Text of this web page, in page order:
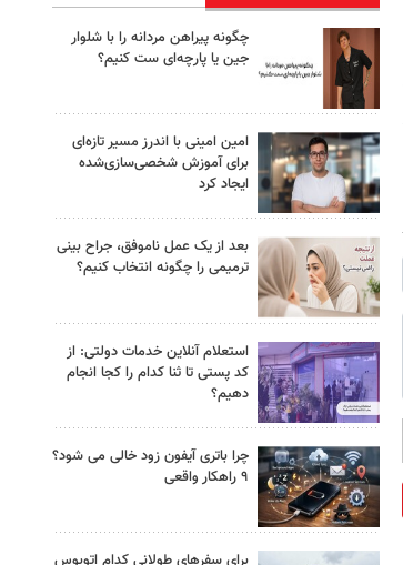
چگونه پیراهن مردانه را با شلوار
جین یا پارچه‌ای ست کنیم؟
امین امینی با اندرز مسیر تازه‌ای
برای آموزش شخصی‌سازی‌شده
ایجاد کرد
بعد از یک عمل ناموفق، جراح بینی
ترمیمی را چگونه انتخاب کنیم؟
استعلام آنلاین خدمات دولتی: از
کد پستی تا ثنا کدام را کجا انجام
دهیم؟
چرا باتری آیفون زود خالی می شود؟
۹ راهکار واقعی